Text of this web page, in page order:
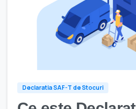
Declaratia SAF-T de Stocuri